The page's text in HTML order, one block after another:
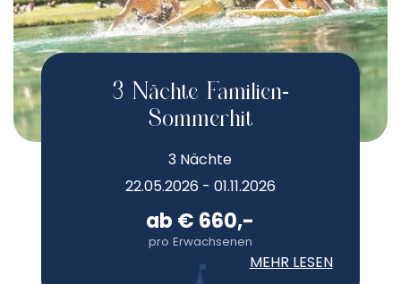
3 Nächte Familien-
Sommerhit
3 Nächte
22.05.2026 - 01.11.2026
ab € 660,-
pro Erwachsenen
MEHR LESEN